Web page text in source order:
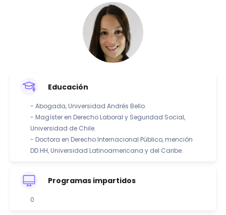
Educación
- Abogada, Universidad Andrés Bello.
- Magíster en Derecho Laboral y Seguridad Social,
Universidad de Chile.
- Doctora en Derecho Internacional Público, mención
DD.HH, Universidad Latinoamericana y del Caribe.
Programas impartidos
0